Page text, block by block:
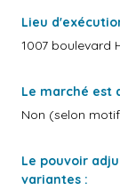
Lieu
1007 boulevard
Le marché est
Non (selon
Le pouvoir
variantes :